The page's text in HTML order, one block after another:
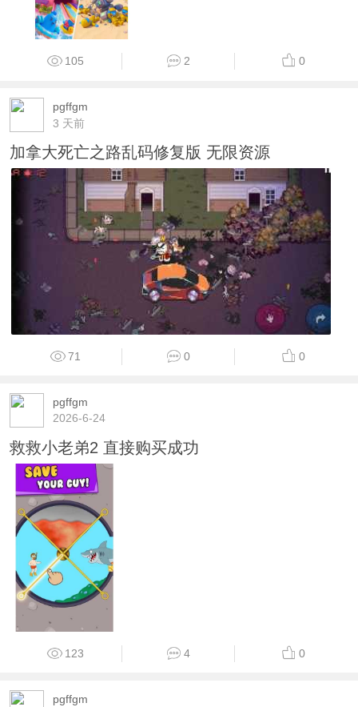
105 2 0
pgffgm
3 天前
加拿大死亡之路乱码修复版 无限资源
71 0 0
pgffgm
2026-6-24
救救小老弟2 直接购买成功
123 4 0
pgffgm